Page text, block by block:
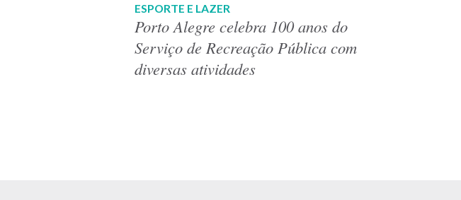
ESPORTE E LAZER
Porto Alegre celebra 100 anos do
Serviço de Recreação Pública com
diversas atividades